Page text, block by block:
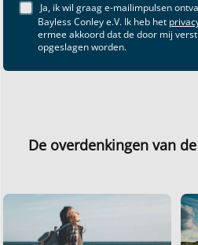
Ja, ik wil graag e-mailimpulsen
Bayless Conley e.V. Ik heb het
ermee akkoord dat de door mij
opgeslagen worden.
De overdenkingen van